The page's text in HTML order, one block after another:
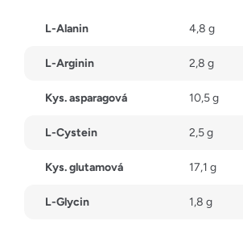
L-Alanin 4,8 g
L-Arginin 2,8 g
Kys. asparagová 10,5 g
L-Cystein 2,5 g
Kys. glutamová 17,1 g
L-Glycin 1,8 g